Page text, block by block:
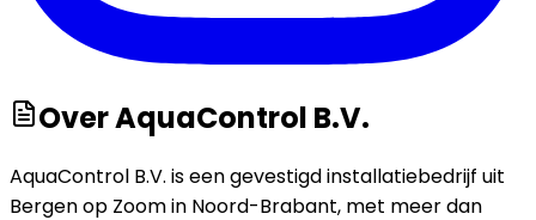
OverAquaControl B.V.
AquaControl B.V. is een gevestigd installatiebedrijf uit
Bergen op Zoom in Noord-Brabant, met meer dan